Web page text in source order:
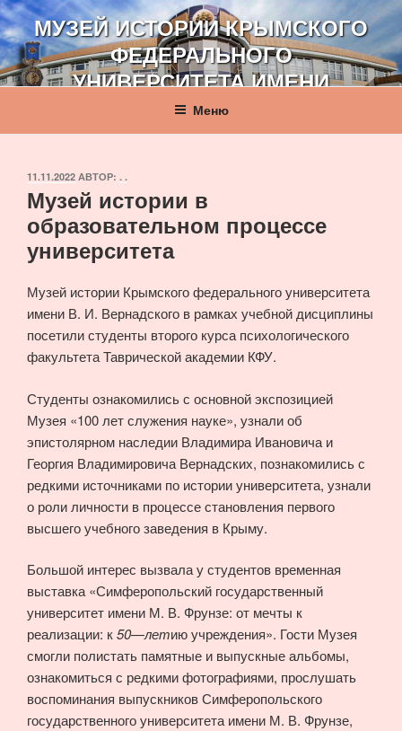
Перейти
к
содержимому
МУЗЕЙ ИСТОРИИ КРЫМСКОГО
ФЕДЕРАЛЬНОГО
УНИВЕРСИТЕТА ИМЕНИ
В. И. ВЕРНАДСКОГО
Меню
ОПУБЛИКОВАНО
11.11.2022 АВТОР: . .
Музей истории в
образовательном процессе
университета
Музей истории Крымского федерального университета
имени В. И. Вернадского в рамках учебной дисциплины
посетили студенты второго курса психологического
факультета Таврической академии КФУ.
Студенты ознакомились с основной экспозицией
Музея «100 лет служения науке», узнали об
эпистолярном наследии Владимира Ивановича и
Георгия Владимировича Вернадских, познакомились с
редкими источниками по истории университета, узнали
о роли личности в процессе становления первого
высшего учебного заведения в Крыму.
Большой интерес вызвала у студентов временная
выставка «Симферопольский государственный
университет имени М. В. Фрунзе: от мечты к
реализации: к50—летию учреждения». Гости Музея
смогли полистать памятные и выпускные альбомы,
ознакомиться с редкими фотографиями, прослушать
воспоминания выпускников Симферопольского
государственного университета имени М. В. Фрунзе,